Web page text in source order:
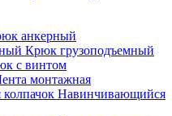
анкерный
Крюк грузоподъемный
с винтом
монтажная
Навинчивающийся